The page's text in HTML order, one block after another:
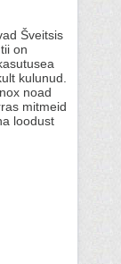
Šveitsis
on
kulunud.
noad
mitmeid
loodust